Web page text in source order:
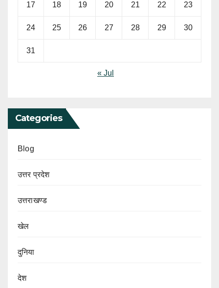
17 18 19 20 21 22 23
24 25 26 27 28 29 30
31
« Jul
Categories
Blog
उत्तर प्रदेश
उत्तराखण्ड
खेल
दुनिया
देश